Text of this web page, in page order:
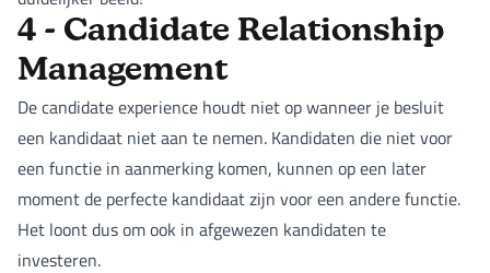
4 - Candidate Relationship
Management
De candidate experience houdt niet op wanneer je besluit
een kandidaat niet aan te nemen. Kandidaten die niet voor
een functie in aanmerking komen, kunnen op een later
moment de perfecte kandidaat zijn voor een andere functie.
Het loont dus om ook in afgewezen kandidaten te
investeren.